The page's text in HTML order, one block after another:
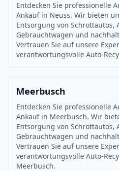
Entdecken Sie professionelle
Ankauf in Neuss. Wir bieten
Entsorgung von Schrottautos,
Gebrauchtwagen und
Vertrauen Sie auf unsere
verantwortungsvolle Auto-
Meerbusch
Entdecken Sie professionelle
Ankauf in Meerbusch. Wir
Entsorgung von Schrottautos,
Gebrauchtwagen und
Vertrauen Sie auf unsere
verantwortungsvolle Auto-
Meerbusch.